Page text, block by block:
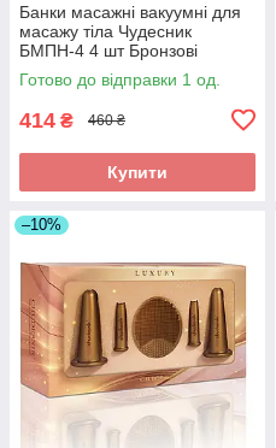
Банки масажні вакуумні для
масажу тіла Чудесник
БМПН-4 4 шт Бронзові
Готово до відправки 1 од.
414 ₴ 460 ₴
Купити
–10%